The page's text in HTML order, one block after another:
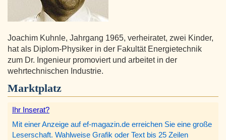
Joachim Kuhnle, Jahrgang 1965, verheiratet, zwei Kinder,
hat als Diplom-Physiker in der Fakultät Energietechnik
zum Dr. Ingenieur promoviert und arbeitet in der
wehrtechnischen Industrie.
Marktplatz
Ihr Inserat?
Mit einer Anzeige auf ef-magazin.de erreichen Sie eine große
Leserschaft. Wahlweise Grafik oder Text bis 25 Zeilen